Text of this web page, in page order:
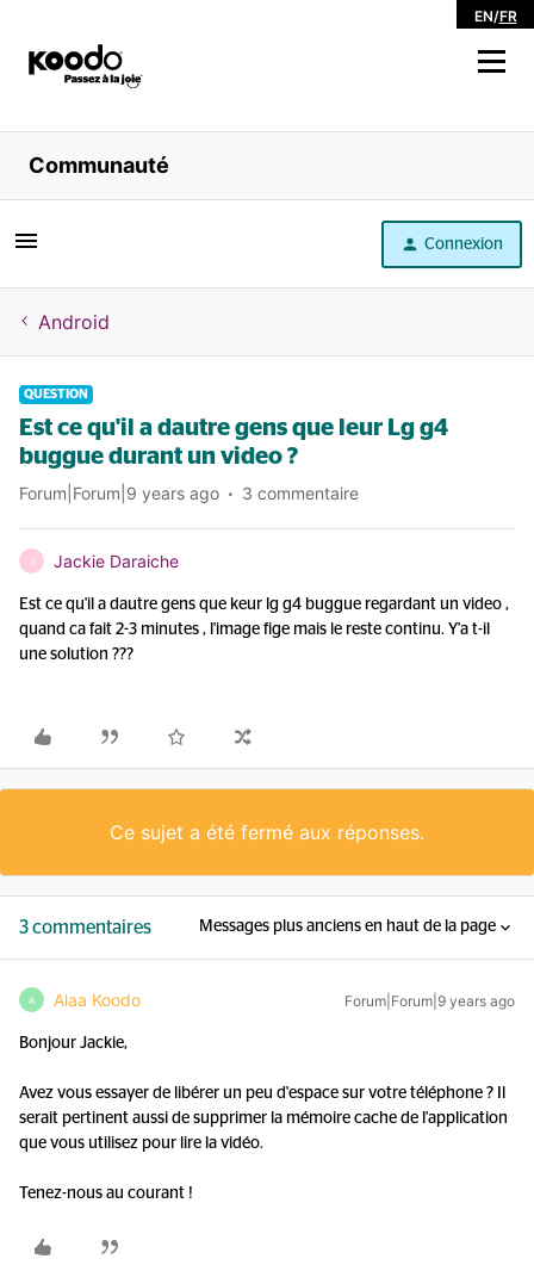
EN/FR
Magasiner
Libre service
Aide
Communauté
Connexion
Android
QUESTION
Est ce qu'il a dautre gens que leur Lg g4
buggue durant un video ?
Forum|Forum|9 years ago 3 commentaire
J Jackie Daraiche
Est ce qu'il a dautre gens que keur lg g4 buggue regardant un video ,
quand ca fait 2-3 minutes , l'image fige mais le reste continu. Y'a t-il
une solution ???
Ce sujet a été fermé aux réponses.
3 commentaires Messages plus anciens en haut de la page
A Alaa Koodo Forum|Forum|9 years ago
Bonjour Jackie,
Avez vous essayer de libérer un peu d'espace sur votre téléphone ? Il
serait pertinent aussi de supprimer la mémoire cache de l'application
que vous utilisez pour lire la vidéo.
Tenez-nous au courant !